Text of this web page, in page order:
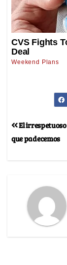
El
que padecemos